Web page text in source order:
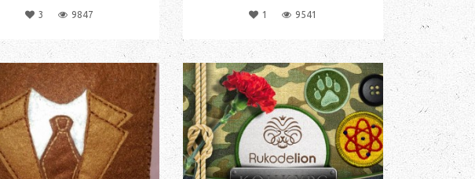
3 9847 1 9541